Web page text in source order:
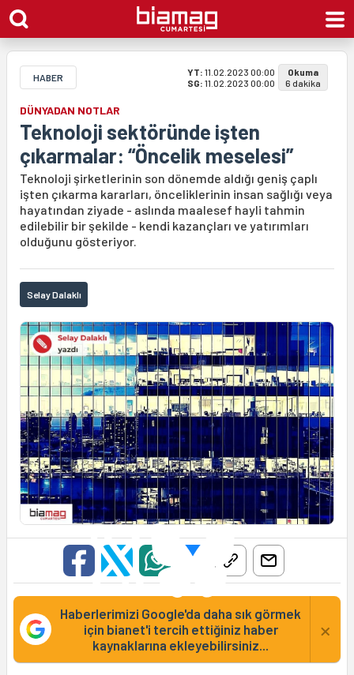
HABER YT: 11.02.2023 00:00
SG: 11.02.2023 00:00
Okuma
6 dakika
DÜNYADAN NOTLAR
Teknoloji sektöründe işten
çıkarmalar: “Öncelik meselesi”
Teknoloji şirketlerinin son dönemde aldığı geniş çaplı
işten çıkarma kararları, önceliklerinin insan sağlığı veya
hayatından ziyade - aslında maalesef hayli tahmin
edilebilir bir şekilde - kendi kazançları ve yatırımları
olduğunu gösteriyor.
Selay Dalaklı
Haberlerimizi Google'da daha sık görmek
için bianet'i tercih ettiğiniz haber
kaynaklarına ekleyebilirsiniz...
×